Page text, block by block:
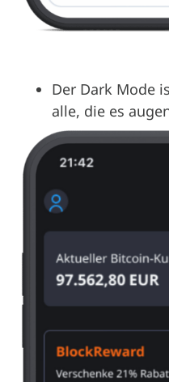
Der Dark Mode
alle, die es